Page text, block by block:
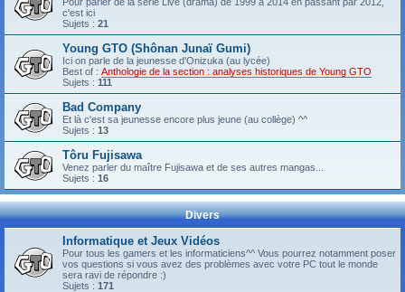
c'est ici
Sujets : 21
Young GTO (Shônan Junaï Gumi)
Ici on parle de la jeunesse d'Onizuka (au lycée)
Best of : Anthologie de la section : analyses historiques de Young GTO
Sujets : 111
Bad Company
Et là c'est sa jeunesse encore plus jeune (au collège) ^^
Sujets : 13
Tôru Fujisawa
Venez parler du maître Fujisawa et de ses autres mangas...
Sujets : 16
Divers
Informatique et Jeux Vidéos
Pour tous les gamers et les informaticiens^^ Vous pourrez notamment poser
vos questions si vous avez des problèmes avec votre PC tout le monde
sera ravi de répondre :)
Sujets : 171